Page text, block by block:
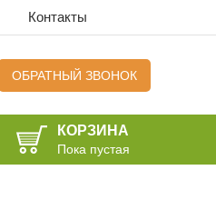
Контакты
ОБРАТНЫЙ ЗВОНОК
КОРЗИНА
Пока пустая